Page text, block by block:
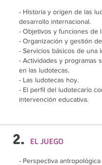
- Historia y origen de las
desarrollo internacional.
- Objetivos y funciones de
- Organización y gestión
- Servicios básicos de una
- Actividades y programas
en las ludotecas.
- Las ludotecas hoy.
- El perfil del ludotecario
intervención educativa.
EL JUEGO
2.
- Perspectiva antropológica